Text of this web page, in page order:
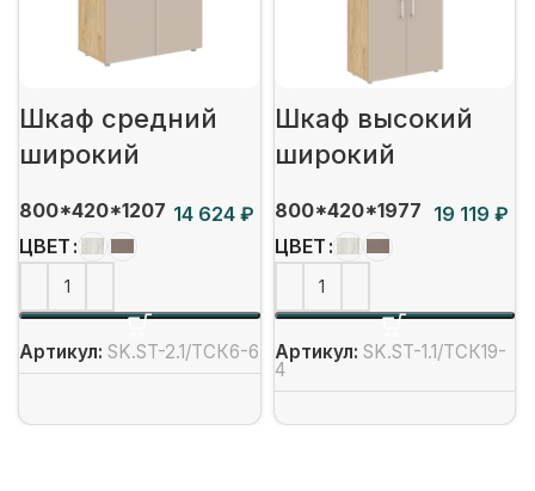
Шкаф средний
широкий
800*420*1207
₽
ЦВЕТ
Артикул: SK.ST-2.1/ТСК6-6
Шкаф высокий
широкий
800*420*1977
₽
ЦВЕТ
Артикул: SK.ST-1.1/ТСК19-
4